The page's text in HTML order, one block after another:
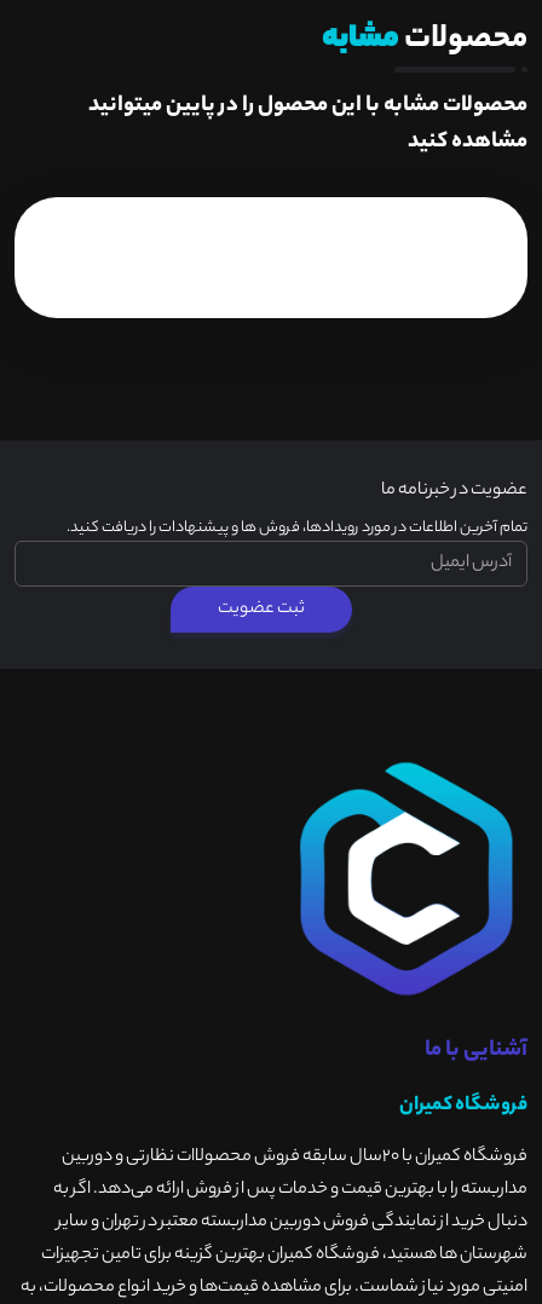
محصولاتمشابه
محصولات مشابه با این محصول را در پایین میتوانید
مشاهده کنید
عضویت در خبرنامه ما
تمام آخرین اطلاعات در مورد رویدادها، فروش ها و پیشنهادات را دریافت کنید.
ثبت عضویت
آشنایی با ما
فروشگاه کمیران
فروشگاه کمیران با ۲۰سال سابقه فروش محصولاات نظارتی و دوربین
مداربسته را با بهترین قیمت و خدمات پس از فروش ارائه می‌دهد. اگر به
دنبال خرید از نمایندگی فروش دوربین مداربسته معتبر در تهران و سایر
شهرستان ها هستید، فروشگاه کمیران بهترین گزینه برای تامین تجهیزات
امنیتی مورد نیاز شماست. برای مشاهده قیمت‌ها و خرید انواع محصولات، به